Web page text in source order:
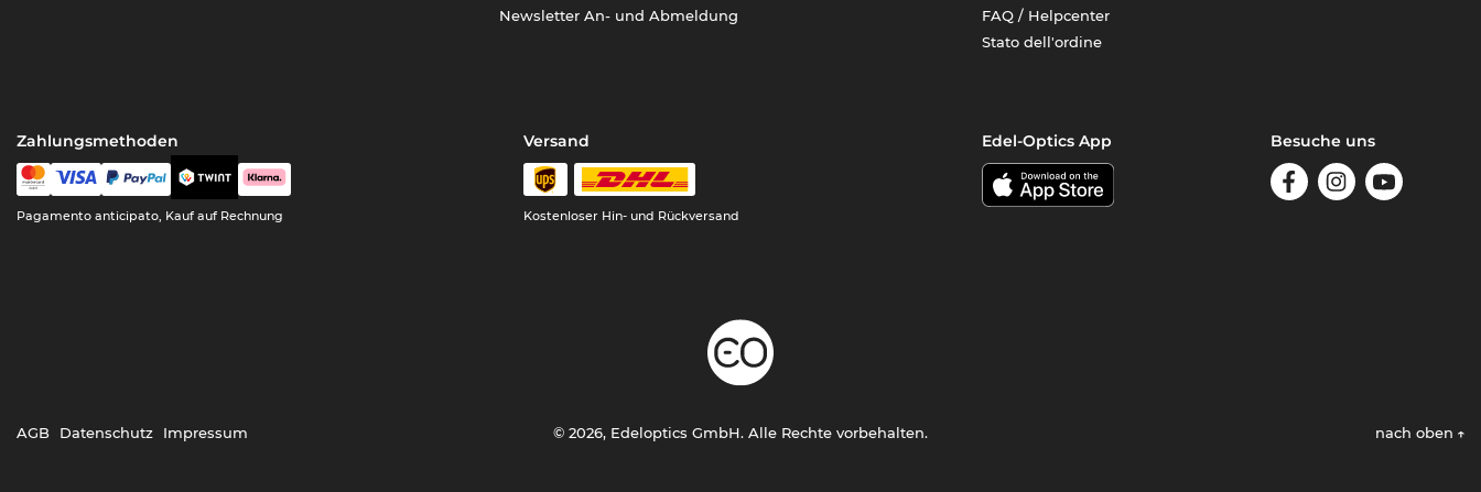
Newsletter An- und Abmeldung
FAQ / Helpcenter
Stato dell'ordine
Zahlungsmethoden
Pagamento anticipato, Kauf auf Rechnung
Versand
Kostenloser Hin- und Rückversand
Edel-Optics App Besuche uns
AGB Datenschutz Impressum © 2026, Edeloptics GmbH. Alle Rechte vorbehalten. nach oben